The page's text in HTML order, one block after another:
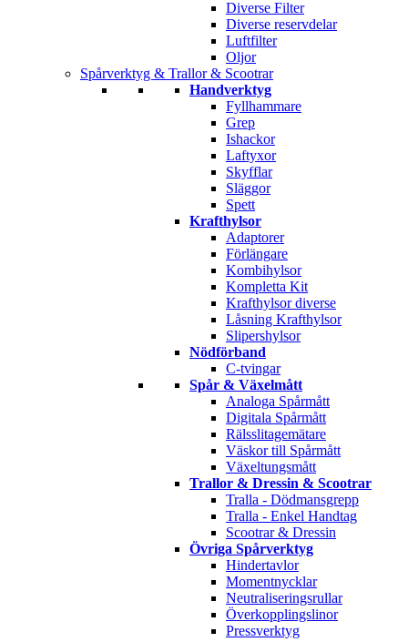
Diverse Filter
Diverse reservdelar
Luftfilter
Oljor
Spårverktyg & Trallor & Scootrar
Handverktyg
Fyllhammare
Grep
Ishackor
Laftyxor
Skyfflar
Släggor
Spett
Krafthylsor
Adaptorer
Förlängare
Kombihylsor
Kompletta Kit
Krafthylsor diverse
Låsning Krafthylsor
Slipershylsor
Nödförband
C-tvingar
Spår & Växelmått
Analoga Spårmått
Digitala Spårmått
Rälsslitagemätare
Väskor till Spårmått
Växeltungsmått
Trallor & Dressin & Scootrar
Tralla - Dödmansgrepp
Tralla - Enkel Handtag
Scootrar & Dressin
Övriga Spårverktyg
Hindertavlor
Momentnycklar
Neutraliseringsrullar
Överkopplingslinor
Pressverktyg